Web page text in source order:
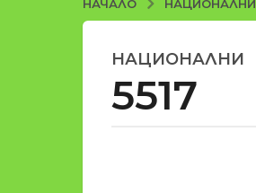
НАЧАЛО НАЦИОНАЛНИ
1
8
г
НАЦИОНАЛНИ
5517